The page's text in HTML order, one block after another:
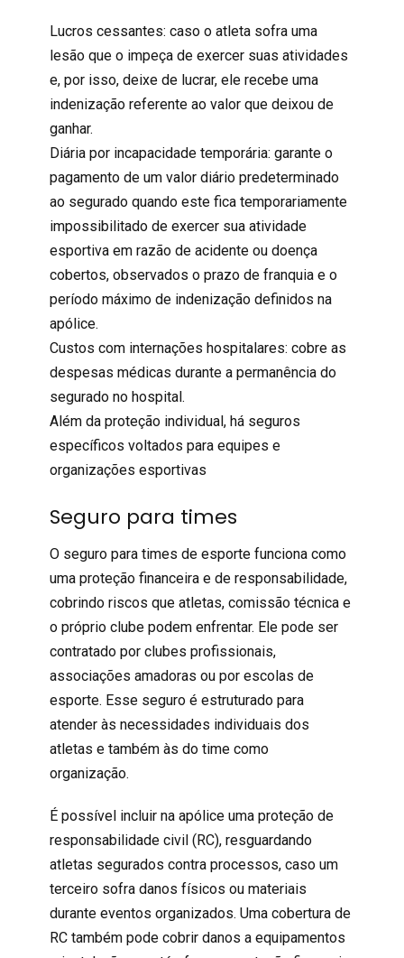
Lucros cessantes: caso o atleta sofra uma
lesão que o impeça de exercer suas atividades
e, por isso, deixe de lucrar, ele recebe uma
indenização referente ao valor que deixou de
ganhar.
Diária por incapacidade temporária: garante o
pagamento de um valor diário predeterminado
ao segurado quando este fica temporariamente
impossibilitado de exercer sua atividade
esportiva em razão de acidente ou doença
cobertos, observados o prazo de franquia e o
período máximo de indenização definidos na
apólice.
Custos com internações hospitalares: cobre as
despesas médicas durante a permanência do
segurado no hospital.
Além da proteção individual, há seguros
específicos voltados para equipes e
organizações esportivas
Seguro para times
O seguro para times de esporte funciona como
uma proteção financeira e de responsabilidade,
cobrindo riscos que atletas, comissão técnica e
o próprio clube podem enfrentar. Ele pode ser
contratado por clubes profissionais,
associações amadoras ou por escolas de
esporte. Esse seguro é estruturado para
atender às necessidades individuais dos
atletas e também às do time como
organização.
É possível incluir na apólice uma proteção de
responsabilidade civil(RC), resguardando
atletas segurados contra processos, caso um
terceiro sofra danos físicos ou materiais
durante eventos organizados. Uma cobertura de
RCtambém pode cobrir danos a equipamentos